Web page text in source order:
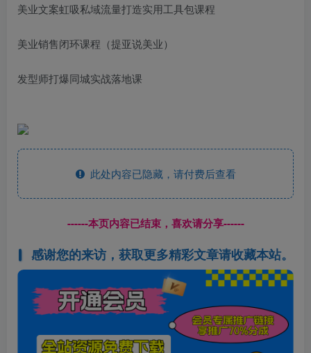
美业文案虹吸私域流量打造实用工具包课程
美业销售闭环课程（提亚说美业）
发型师打爆同城实战落地课
此处内容已隐藏，请付费后查看
------本页内容已结束，喜欢请分享------
感谢您的来访，获取更多精彩文章请收藏本站。